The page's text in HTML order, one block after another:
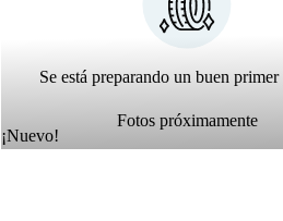
Se está preparando un buen
Fotos próximamente
¡Nuevo!